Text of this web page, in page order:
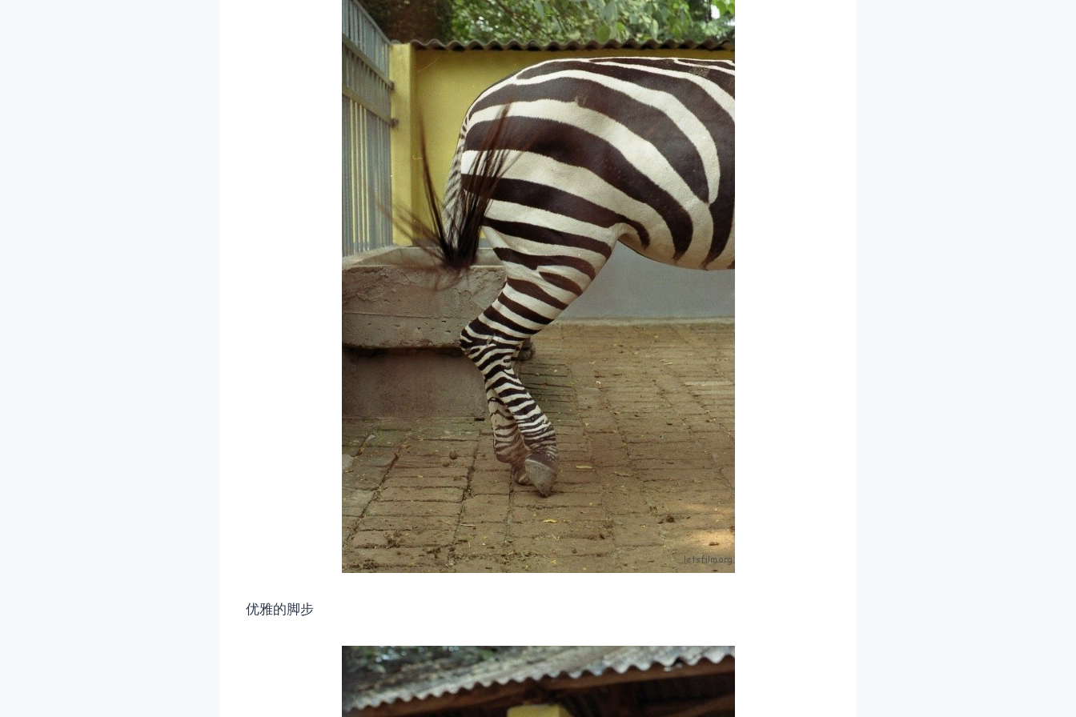
优雅的脚步